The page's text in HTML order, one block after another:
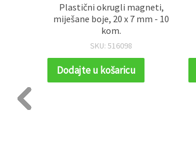
Plastični okrugli magneti,
miješane boje, 20 x 7 mm - 10
kom.
SKU: 516098
Dodajte u košaricu